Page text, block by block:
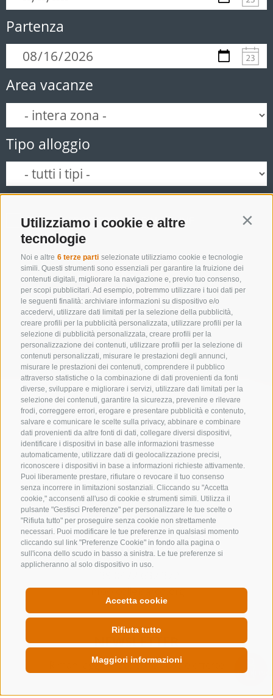
Utilizziamo i cookie e altre
tecnologie
Noi e altre 6 terze parti selezionate utilizziamo cookie e tecnologie
simili. Questi strumenti sono essenziali per garantire la fruizione dei
contenuti digitali, migliorare la navigazione e, previo tuo consenso,
per scopi pubblicitari. Ad esempio, potremmo utilizzare i tuoi dati per
le seguenti finalità: archiviare informazioni su dispositivo e/o
accedervi, utilizzare dati limitati per la selezione della pubblicità,
creare profili per la pubblicità personalizzata, utilizzare profili per la
selezione di pubblicità personalizzata, creare profili per la
personalizzazione dei contenuti, utilizzare profili per la selezione di
contenuti personalizzati, misurare le prestazioni degli annunci,
misurare le prestazioni dei contenuti, comprendere il pubblico
attraverso statistiche o la combinazione di dati provenienti da fonti
diverse, sviluppare e migliorare i servizi, utilizzare dati limitati per la
selezione dei contenuti, garantire la sicurezza, prevenire e rilevare
frodi, correggere errori, erogare e presentare pubblicità e contenuto,
salvare e comunicare le scelte sulla privacy, abbinare e combinare
dati provenienti da altre fonti di dati, collegare diversi dispositivi,
identificare i dispositivi in base alle informazioni trasmesse
automaticamente, utilizzare dati di geolocalizzazione precisi,
riconoscere i dispositivi in base a informazioni richieste attivamente.
Puoi liberamente prestare, rifiutare o revocare il tuo consenso
senza incorrere in limitazioni sostanziali. Cliccando su "Accetta
cookie," acconsenti all'uso di cookie e strumenti simili. Utilizza il
pulsante "Gestisci Preferenze" per personalizzare le tue scelte o
"Rifiuta tutto" per proseguire senza cookie non strettamente
necessari. Puoi modificare le tue preferenze in qualsiasi momento
cliccando sul link "Preferenze Cookie" in fondo alla pagina o
sull'icona dello scudo in basso a sinistra. Le tue preferenze si
applicheranno al solo dispositivo in uso.
Accetta cookie
Rifiuta tutto
Maggiori informazioni
Partenza
Area vacanze
Tipo alloggio
SOLO ESERCIZI PRENOTABILI ONLINE
Cerca
Lista alloggi
CONTATTACI
info@colleisarco.org
NEWSLETTER
Rimani aggiornato sulle nostre offerte
QUICKLINKS